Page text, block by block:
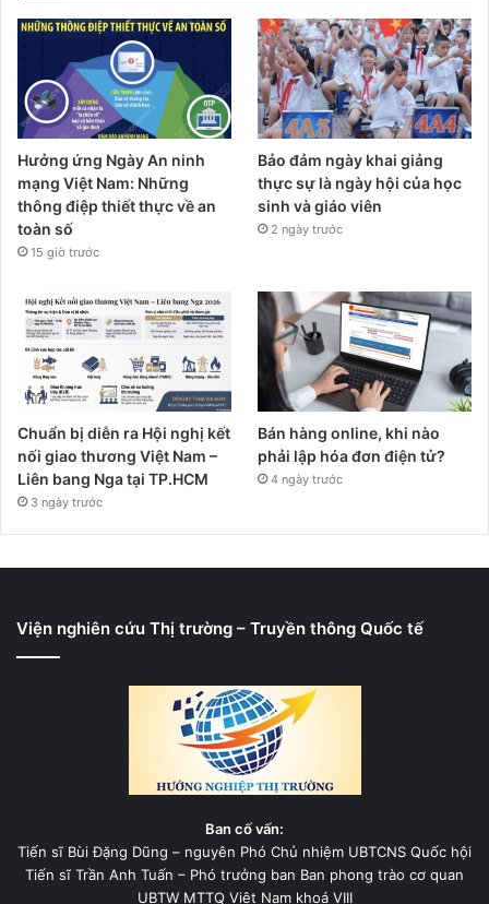
Hưởng ứng Ngày An ninh
mạng Việt Nam: Những
thông điệp thiết thực về an
toàn số
15 giờ trước
Bảo đảm ngày khai giảng
thực sự là ngày hội của học
sinh và giáo viên
2 ngày trước
Chuẩn bị diễn ra Hội nghị kết
nối giao thương Việt Nam –
Liên bang Nga tại TP.HCM
3 ngày trước
Bán hàng online, khi nào
phải lập hóa đơn điện tử?
4 ngày trước
Viện nghiên cứu Thị trường – Truyền thông Quốc tế
Ban cố vấn:
Tiến sĩ Bùi Đặng Dũng – nguyên Phó Chủ nhiệm UBTCNS Quốc hội
Tiến sĩ Trần Anh Tuấn – Phó trưởng ban Ban phong trào cơ quan
UBTW MTTQ Việt Nam khoá VIII